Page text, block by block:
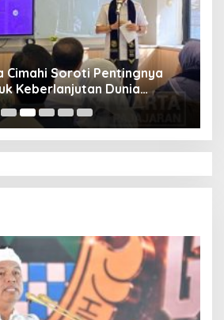
Cimahi Soroti Pentingnya
Keberlanjutan Dunia